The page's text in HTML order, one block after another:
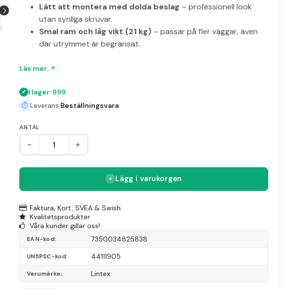
Lätt att montera med dolda beslag – professionell look
utan synliga skruvar.
Smal ram och låg vikt (21 kg) – passar på fler väggar, även
där utrymmet är begränsat.
Läs mer...
I lager: 999
Leverans:Beställningsvara
ANTAL
- +
Lägg i varukorgen
Faktura, Kort, SVEA & Swish
Kvalitetsprodukter
Våra kunder gillar oss!
EAN-kod 7350034825838
UNSPSC-kod 44111905
Varumärke Lintex